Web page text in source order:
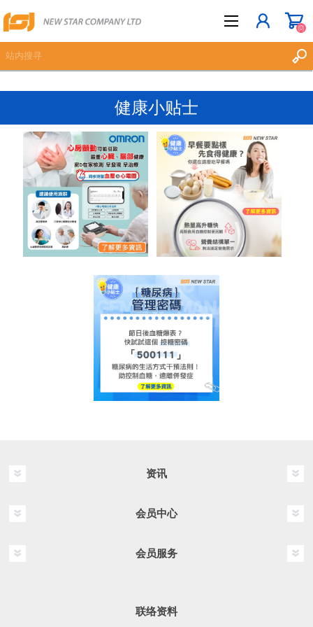
登入
愿望清单 (0)
(0)
健康小贴士
资讯
会员中心
会员服务
联络资料